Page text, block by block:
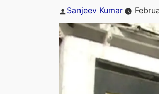
Posted
Sanjeev Kumar